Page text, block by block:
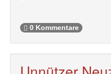
0 Kommentare